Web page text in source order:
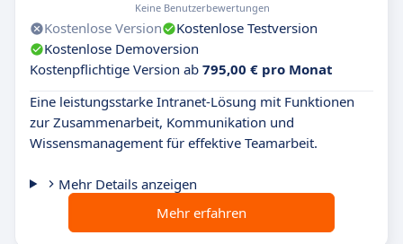
Keine Benutzerbewertungen
Kostenlose Version
Kostenlose Testversion
Kostenlose Demoversion
Kostenpflichtige Version ab 795,00 € pro Monat
Eine leistungsstarke Intranet-Lösung mit Funktionen
zur Zusammenarbeit, Kommunikation und
Wissensmanagement für effektive Teamarbeit.
Mehr Details anzeigen
Mehr erfahren